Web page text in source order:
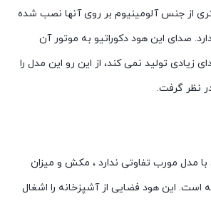
از جنس آلومینیوم بر روی آنها نصب شده
صدای این هود دکوراتیو به موتور آن
زیادی تولید نمی کند، از این رو این مدل را
نظر گرفت.
با مدل مورب تفاوتی ندارد ، مکش و میزان
است. این هود فضایی از آشپزخانه را اشغال